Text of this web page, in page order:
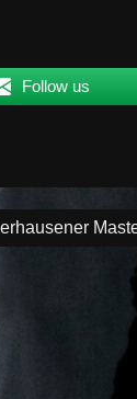
Follow us